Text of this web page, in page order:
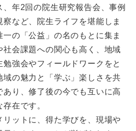
年2回の院生研究報告会、事例
など、院生ライフを堪能しま
一の「公益」の名のもとに集ま
社会課題への関心も高く、地域
強会やフィールドワークをと
域の魅力と「学ぶ」楽しさを共
り、修了後の今でも互いに高
在です。
ットに、得た学びを、現場や